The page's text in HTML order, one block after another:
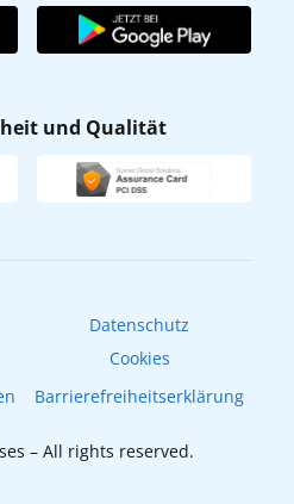
und Qualität
Datenschutz
Cookies
Barrierefreiheitserklärung
– All rights reserved.